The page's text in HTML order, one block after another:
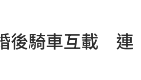
後騎車互載 連